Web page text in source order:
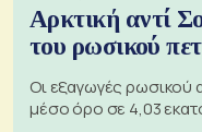
Αρκτική αντί
του ρωσικού
Οι εξαγωγές ρωσικού
μέσο όρο σε 4,03